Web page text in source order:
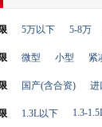
5万以下 5-8万
微型 小型 紧
国产(含合资) 进
1.3L以下 1.3-